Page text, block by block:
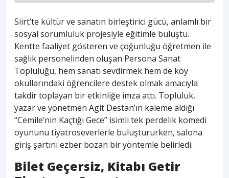
Siirt’te kültür ve sanatın birleştirici gücü, anlamlı bir
sosyal sorumluluk projesiyle eğitimle buluştu.
Kentte faaliyet gösteren ve çoğunluğu öğretmen ile
sağlık personelinden oluşan Persona Sanat
Topluluğu, hem sanatı sevdirmek hem de köy
okullarındaki öğrencilere destek olmak amacıyla
takdir toplayan bir etkinliğe imza attı. Topluluk,
yazar ve yönetmen Agit Destan’ın kaleme aldığı
“Cemile’nin Kaçtığı Gece” isimli tek perdelik komedi
oyununu tiyatroseverlerle buluştururken, salona
giriş şartını ezber bozan bir yöntemle belirledi.
Bilet Geçersiz, Kitabı Getir